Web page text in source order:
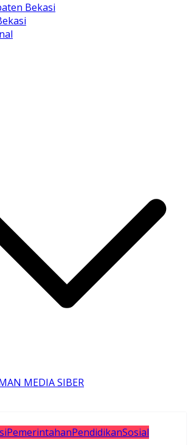
Bekasi
MEDIA SIBER
PemerintahanPendidikanSosial